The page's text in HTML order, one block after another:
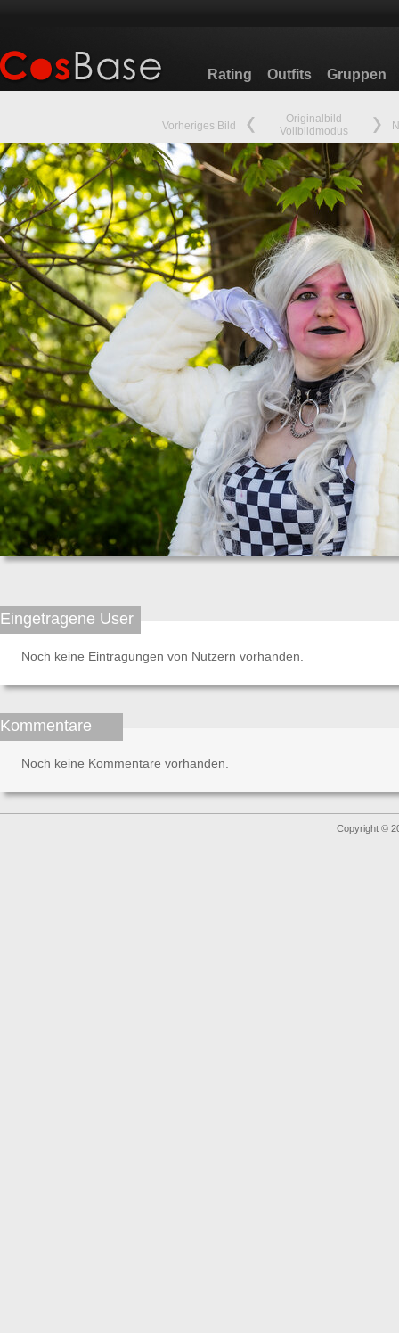
Rating Outfits Gruppen
Vorheriges Bild
Originalbild
Vollbildmodus
Eingetragene User
Noch keine Eintragungen von Nutzern vorhanden.
Kommentare
Noch keine Kommentare vorhanden.
Copyright ©